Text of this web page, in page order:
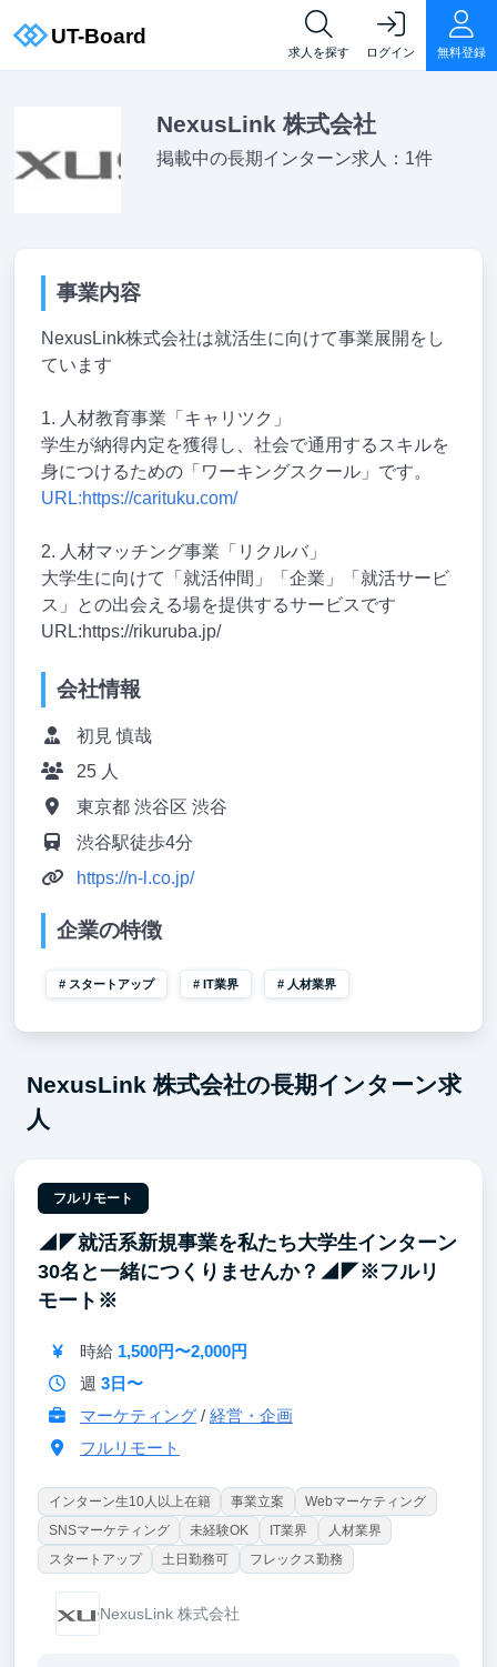
求人を探す ログイン 無料登録
NexusLink 株式会社
掲載中の長期インターン求人：1件
事業内容
NexusLink株式会社は就活生に向けて事業展開をし
ています
1. 人材教育事業「キャリツク」
学生が納得内定を獲得し、社会で通用するスキルを
身につけるための「ワーキングスクール」です。
URL:https://carituku.com/
2. 人材マッチング事業「リクルバ」
大学生に向けて「就活仲間」「企業」「就活サービ
ス」との出会える場を提供するサービスです
URL:https://rikuruba.jp/
会社情報
初見 慎哉
25 人
東京都 渋谷区 渋谷
渋谷駅徒歩4分
https://n-l.co.jp/
企業の特徴
スタートアップ IT業界 人材業界
NexusLink 株式会社の長期インターン求
人
フルリモート
◢◤就活系新規事業を私たち大学生インターン
30名と一緒につくりませんか？◢◤※フルリ
モート※
時給 1,500円〜2,000円
週 3日〜
マーケティング/ 経営・企画
フルリモート
インターン生10人以上在籍 事業立案
Webマーケティング
SNSマーケティング
未経験OK IT業界
人材業界
スタートアップ
土日勤務可 フレックス勤務
NexusLink 株式会社